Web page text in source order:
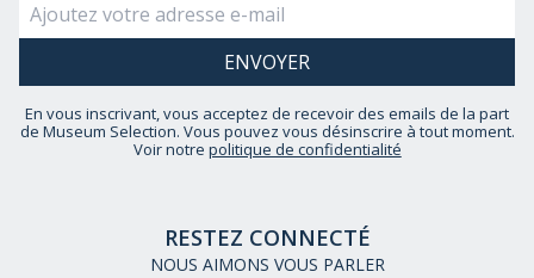
En vous inscrivant, vous acceptez de recevoir des emails de la part
de Museum Selection. Vous pouvez vous désinscrire à tout moment.
Voir notre politique de confidentialité
RESTEZ CONNECTÉ
NOUS AIMONS VOUS PARLER